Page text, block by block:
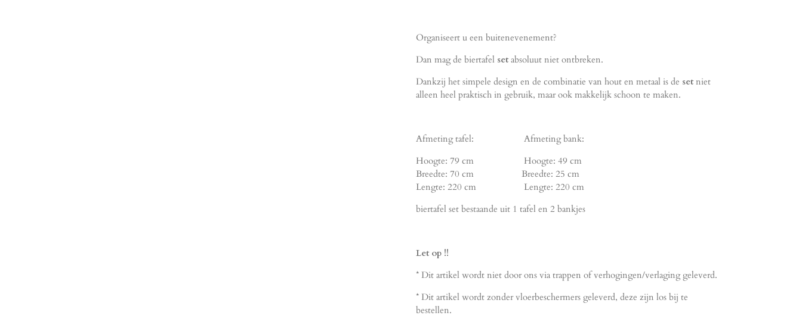
Organiseert u een buitenevenement?
Dan mag de biertafel set absoluut niet ontbreken.
Dankzij het simpele design en de combinatie van hout en metaal is de set niet
alleen heel praktisch in gebruik, maar ook makkelijk schoon te maken.
Afmeting tafel: Afmeting bank:
Hoogte: 79 cm Hoogte: 49 cm
Breedte: 70 cm Breedte: 25 cm
Lengte: 220 cm Lengte: 220 cm
biertafel set bestaande uit 1 tafel en 2 bankjes
Let op !!
* Dit artikel wordt niet door ons via trappen of verhogingen/verlaging geleverd.
* Dit artikel wordt zonder vloerbeschermers geleverd, deze zijn los bij te
bestellen.